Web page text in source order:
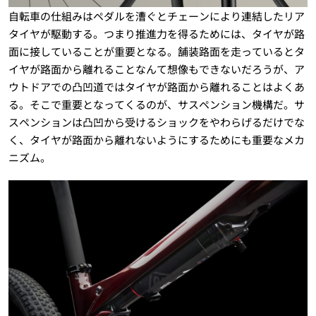
自転車の仕組みはペダルを漕ぐとチェーンにより連結したリア
タイヤが駆動する。つまり推進力を得るためには、タイヤが路
面に接していることが重要となる。舗装路面を走っているとタ
イヤが路面から離れることなんて想像もできないだろうが、ア
ウトドアでの凸凹道ではタイヤが路面から離れることはよくあ
る。そこで重要となってくるのが、サスペンション機構だ。サ
スペンションは凸凹から受けるショックをやわらげるだけでな
く、タイヤが路面から離れないようにするためにも重要なメカ
ニズム。